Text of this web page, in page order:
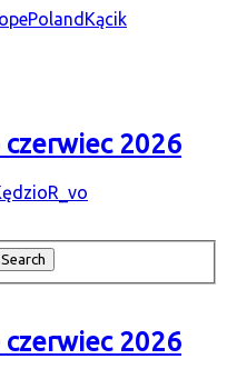
Poland Kącik
2026
2026